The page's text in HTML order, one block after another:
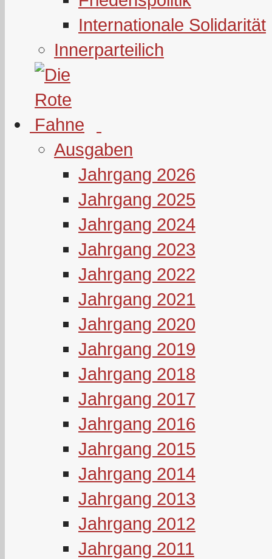
Internationale Solidarität
Innerparteilich
Ausgaben
Jahrgang 2026
Jahrgang 2025
Jahrgang 2024
Jahrgang 2023
Jahrgang 2022
Jahrgang 2021
Jahrgang 2020
Jahrgang 2019
Jahrgang 2018
Jahrgang 2017
Jahrgang 2016
Jahrgang 2015
Jahrgang 2014
Jahrgang 2013
Jahrgang 2012
Jahrgang 2011